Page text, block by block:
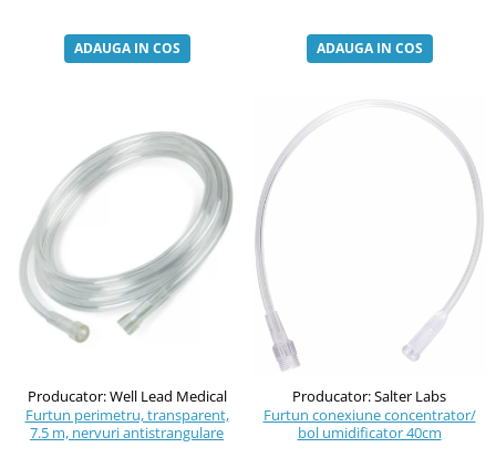
ADAUGA IN COS ADAUGA IN COS
Producator: Well Lead Medical
Furtun perimetru, transparent,
7.5 m, nervuri antistrangulare
Producator: Salter Labs
Furtun conexiune concentrator/
bol umidificator 40cm